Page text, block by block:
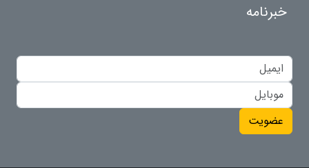
خبرنامه
عضویت